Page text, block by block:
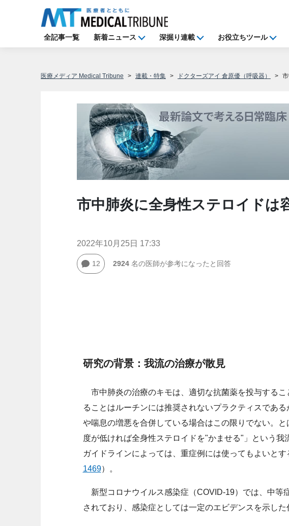
全記事一覧 新着ニュース 深掘り連載 お役立ちツール
医療メディア Medical Tribune 連載・特集 ドクターズアイ 倉原優（呼吸器）
市中肺炎に全身性ステロイドは
2022年10月25日 17:33
12 2924名の医師が参考になったと回答
研究の背景：我流の治療が散見
市中肺炎の治療のキモは、適切な抗菌薬を投与する
ることはルーチンには推奨されないプラクティスであ
や喘息の増悪を合併している場合はこの限りでない。
度が低ければ全身性ステロイドを"かませる"」という我
ガイドラインによっては、重症例には使ってもよいとす
1469）。
新型コロナウイルス感染症（COVID-19）では、中等
されており、感染症としては一定のエビデンスを示した